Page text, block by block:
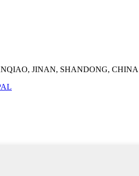
JINAN, SHANDONG, CHINA